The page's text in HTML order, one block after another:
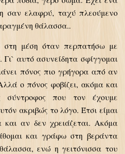
σαν ελαφρύ, ταχύ πλεούμενο
θάλασσα..
στη μέση όταν περπατήσω με
αυτό ασυνείδητα σφίγγομαι
πόνος πιο γρήγορα από αν
ο πόνος φοβίζει, ακόμα και
σύντροφος που τον έχουμε
ακριβώς το λόγο. Έτσι είμαι
αν δεν χρειάζεται. Ακόμα
και γράφω στη βεράντα
ενώ η γειτόνισσα του